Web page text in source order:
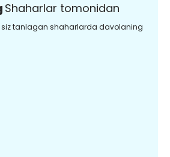
Shaharlar tomonidan
tanlagan shaharlarda davolaning